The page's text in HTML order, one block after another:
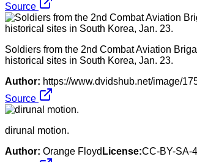
Source
Soldiers from the 2nd Combat Aviation
historical sites in South Korea, Jan. 23.
Author: https://www.dvidshub.net/image/
Source
dirunal motion.
Author: Orange Floyd License:CC-BY-SA-